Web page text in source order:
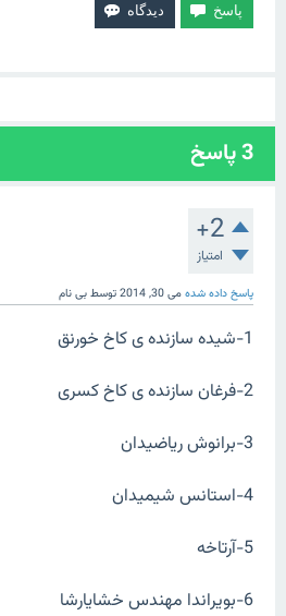
3پاسخ
+2
امتیاز
پاسخ داده شدهمی 30, 2014 توسطبی نام
1-شیده سازنده ی کاخ خورنق
2-فرغان سازنده ی کاخ کسری
3-برانوش ریاضیدان
4-استانس شیمیدان
5-آرتاخه
6-بویراندا مهندس خشایارشا